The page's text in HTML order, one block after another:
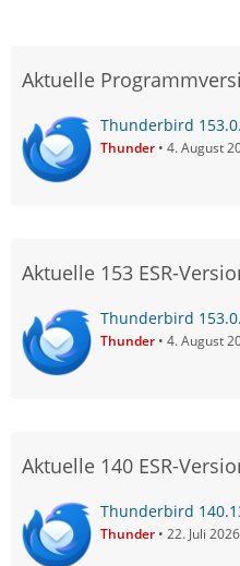
Aktuelle
Thunderbird
Thunder 4. August
Aktuelle 153 ESR-
Thunderbird
Thunder 4. August
Aktuelle 140 ESR-
Thunderbird
Thunder 22. Juli